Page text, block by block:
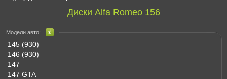
Диски Alfa Romeo 156
Модели авто:
145 (930)
146 (930)
147
147 GTA